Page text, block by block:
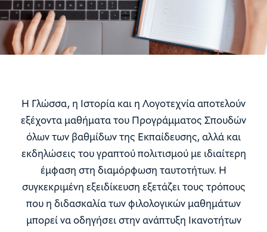
Η Γλώσσα, η Ιστορία και η Λογοτεχνία αποτελούν
εξέχοντα μαθήματα του Προγράμματος Σπουδών
όλων των βαθμίδων της Εκπαίδευσης, αλλά και
εκδηλώσεις του γραπτού πολιτισμού με ιδιαίτερη
έμφαση στη διαμόρφωση ταυτοτήτων. Η
συγκεκριμένη εξειδίκευση εξετάζει τους τρόπους
που η διδασκαλία των φιλολογικών μαθημάτων
μπορεί να οδηγήσει στην ανάπτυξη Ικανοτήτων